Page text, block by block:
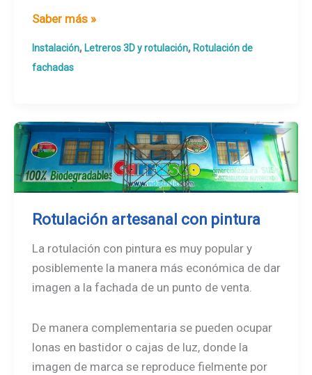
Rótulos
UNIVERSAL
Saber más »
Instalación, Letreros 3D y rotulación, Rotulación de
fachadas
Rotulación artesanal con pintura
La rotulación con pintura es muy popular y
posiblemente la manera más económica de dar
imagen a la fachada de un punto de venta.
De manera complementaria se pueden ocupar
lonas en bastidor o cajas de luz, donde la
imagen de marca se reproduce fielmente por